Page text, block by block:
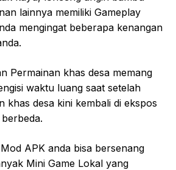
lainnya memiliki Gameplay
mengingat beberapa kenangan
Permainan khas desa memang
waktu luang saat setelah
khas desa kini kembali di ekspos
APK anda bisa bersenang
Mini Game Lokal yang